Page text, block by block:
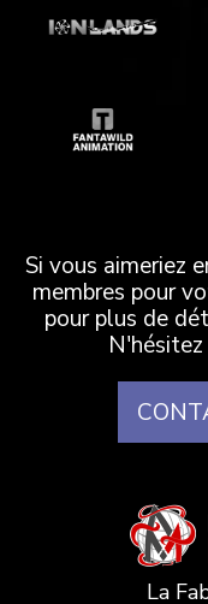
Si vous aimeriez
membres pour
pour plus de
La